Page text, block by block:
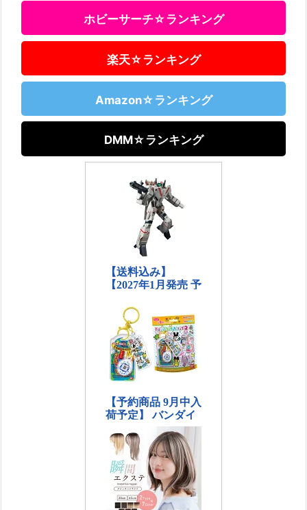
ホビーサーチ☆ランキング
楽天☆ランキング
Amazon☆ランキング
DMM☆ランキング